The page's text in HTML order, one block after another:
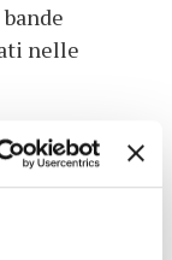
nelle
2005